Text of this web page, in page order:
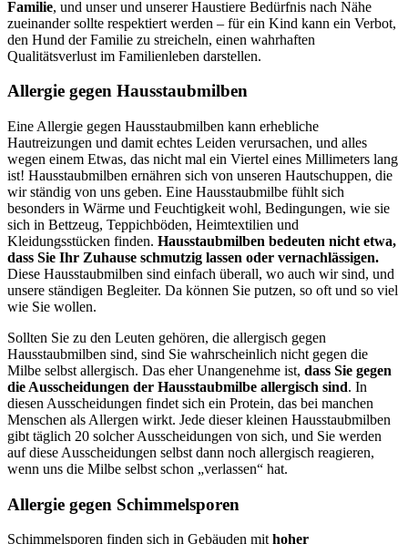
Familie, und unser und unserer Haustiere Bedürfnis nach Nähe
zueinander sollte respektiert werden – für ein Kind kann ein Verbot,
den Hund der Familie zu streicheln, einen wahrhaften
Qualitätsverlust im Familienleben darstellen.
Allergie gegen Hausstaubmilben
Eine Allergie gegen Hausstaubmilben kann erhebliche
Hautreizungen und damit echtes Leiden verursachen, und alles
wegen einem Etwas, das nicht mal ein Viertel eines Millimeters lang
ist! Hausstaubmilben ernähren sich von unseren Hautschuppen, die
wir ständig von uns geben. Eine Hausstaubmilbe fühlt sich
besonders in Wärme und Feuchtigkeit wohl, Bedingungen, wie sie
sich in Bettzeug, Teppichböden, Heimtextilien und
Kleidungsstücken finden. Hausstaubmilben bedeuten nicht etwa,
dass Sie Ihr Zuhause schmutzig lassen oder vernachlässigen.
Diese Hausstaubmilben sind einfach überall, wo auch wir sind, und
unsere ständigen Begleiter. Da können Sie putzen, so oft und so viel
wie Sie wollen.
Sollten Sie zu den Leuten gehören, die allergisch gegen
Hausstaubmilben sind, sind Sie wahrscheinlich nicht gegen die
Milbe selbst allergisch. Das eher Unangenehme ist, dass Sie gegen
die Ausscheidungen der Hausstaubmilbe allergisch sind. In
diesen Ausscheidungen findet sich ein Protein, das bei manchen
Menschen als Allergen wirkt. Jede dieser kleinen Hausstaubmilben
gibt täglich 20 solcher Ausscheidungen von sich, und Sie werden
auf diese Ausscheidungen selbst dann noch allergisch reagieren,
wenn uns die Milbe selbst schon „verlassen“ hat.
Allergie gegen Schimmelsporen
Schimmelsporen finden sich in Gebäuden mit hoher